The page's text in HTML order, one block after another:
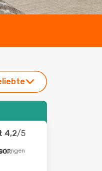
4,2/5